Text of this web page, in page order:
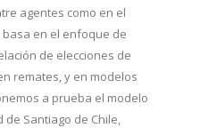
agentes como en el
basa en el enfoque de
de elecciones de
remates, y en modelos
a prueba el modelo
de Santiago de Chile,